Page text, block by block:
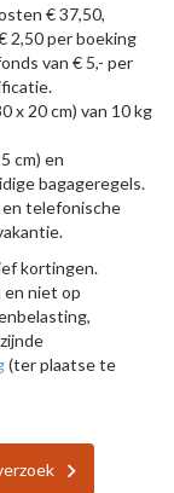
€ 37,50,
2,50 per boeking
van € 5,- per
x 20 cm) van 10 kg
cm) en
bagageregels.
telefonische
kortingen.
en niet op
(ter plaatse te